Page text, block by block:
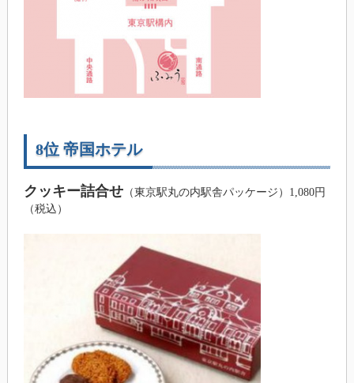
8位 帝国ホテル
クッキー詰合せ（東京駅丸の内駅舎パッケージ）1,080円
（税込）